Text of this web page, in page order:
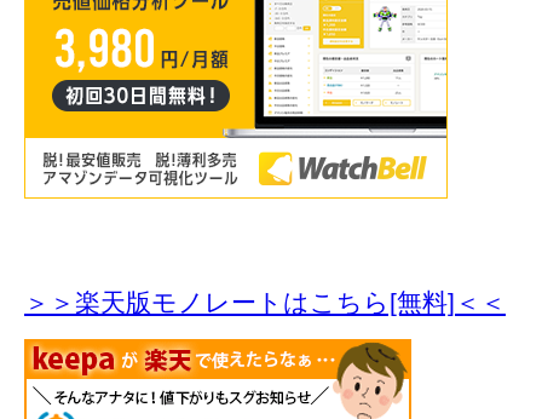
＞＞楽天版モノレートはこちら[無料]＜＜